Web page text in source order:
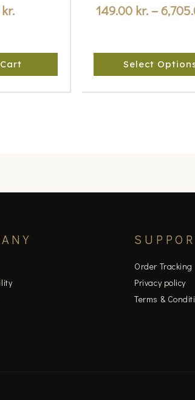
kr. 149.00 kr. –
Select
variants.
may
Order Tracking
Privacy policy
Terms &